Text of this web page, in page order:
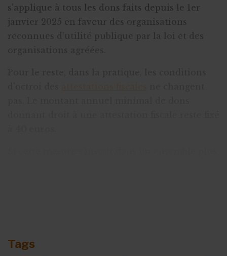
s’applique à tous les dons faits depuis le 1er
janvier 2025 en faveur des organisations
Tags